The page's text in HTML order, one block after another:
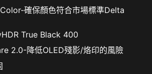
確保顏色符合市場標準Delta
True Black 400
2.0-降低OLED殘影/烙印的風險